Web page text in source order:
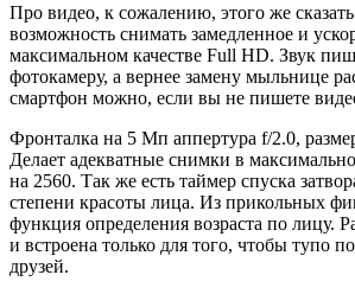
Про видео, к сожалению, этого же
возможность снимать замедленное и
максимальном качестве Full HD. Звук
фотокамеру, а вернее замену мыльнице
смартфон можно, если вы не пишете
Фронталка на 5 Мп аппертура f/2.0,
Делает адекватные снимки в
на 2560. Так же есть таймер спуска
степени красоты лица. Из прикольных
функция определения возраста по лицу.
и встроена только для того, чтобы тупо
друзей.